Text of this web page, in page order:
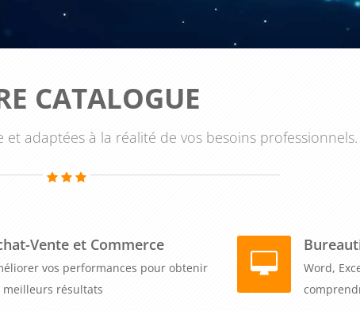
pour les professionnels
du logiciel CIEL Devis/Factures, de
et de gagner en efficacité.
CATALOGUE
adaptées à la réalité de vos besoins professionnels.
Vente et Commerce
vos performances pour obtenir
meilleurs résultats
Word,